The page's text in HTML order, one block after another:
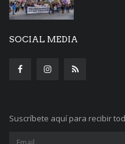
SOCIAL MEDIA
Suscríbete aquí para recibir